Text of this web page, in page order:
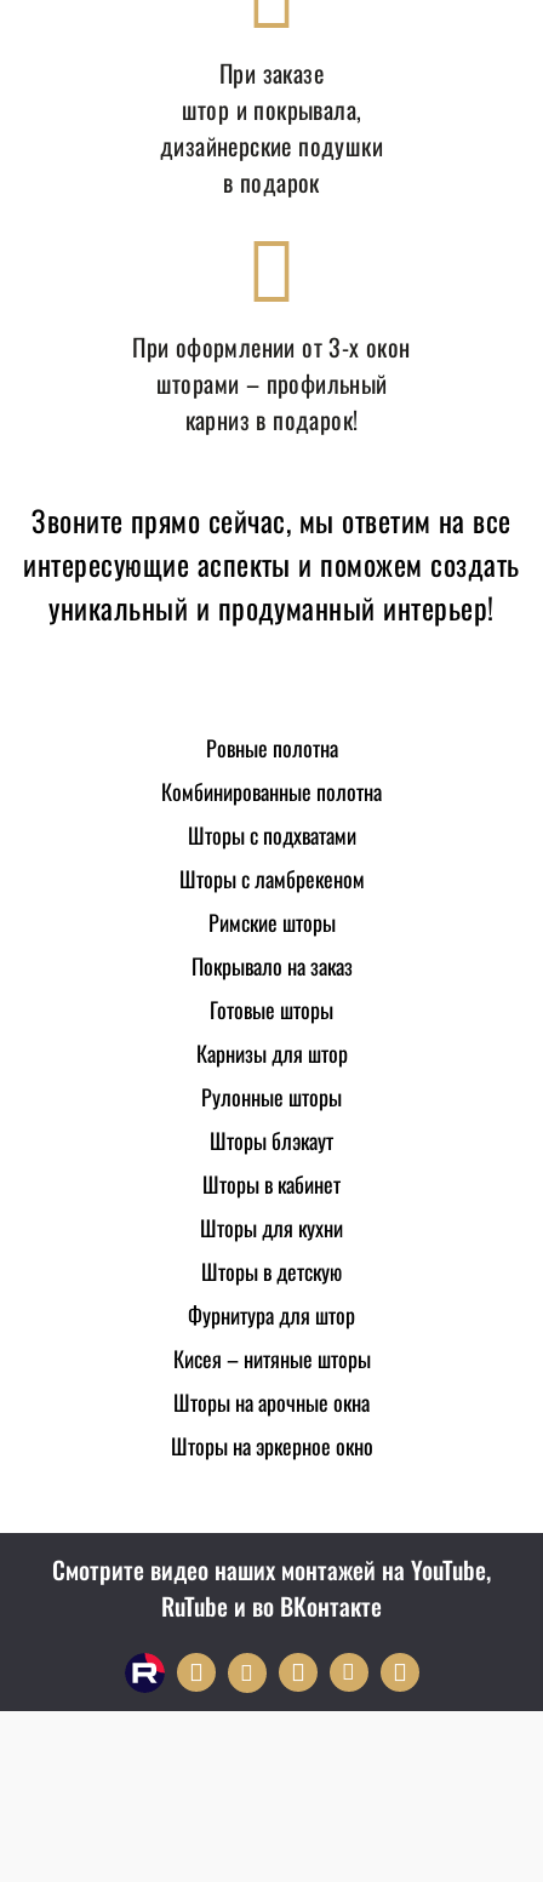
При заказе
штор и покрывала,
дизайнерские подушки
в подарок
При оформлении от 3-х окон
шторами – профильный
карниз в подарок!
Звоните прямо сейчас, мы ответим на все
интересующие аспекты и поможем создать
уникальный и продуманный интерьер!
Ровные полотна
Комбинированные полотна
Шторы с подхватами
Шторы с ламбрекеном
Римские шторы
Покрывало на заказ
Готовые шторы
Карнизы для штор
Рулонные шторы
Шторы блэкаут
Шторы в кабинет
Шторы для кухни
Шторы в детскую
Фурнитура для штор
Кисея – нитяные шторы
Шторы на арочные окна
Шторы на эркерное окно
Смотрите видео наших монтажей на YouTube,
RuTube и во ВКонтакте